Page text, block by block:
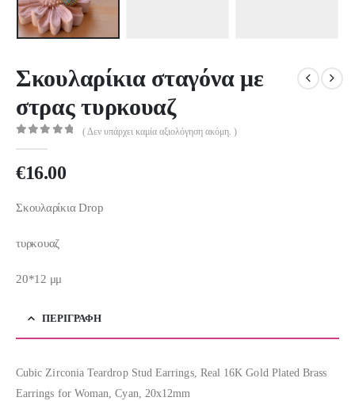
Σκουλαρίκια σταγόνα με
στρας τυρκουαζ
( Δεν υπάρχει καμία αξιολόγηση ακόμη. )
€16.00
Σκουλαρίκια Drop
τυρκουαζ
20*12 μμ
ΠΕΡΙΓΡΑΦΉ
Cubic Zirconia Teardrop Stud Earrings, Real 16K Gold Plated Brass
Earrings for Woman, Cyan, 20x12mm